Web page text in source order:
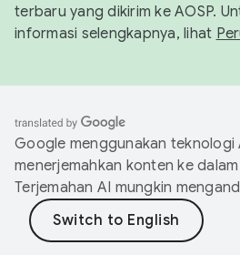
terbaru yang dikirim ke AOSP.
informasi selengkapnya, lihat
Google menggunakan teknologi
menerjemahkan konten ke
Terjemahan AI mungkin